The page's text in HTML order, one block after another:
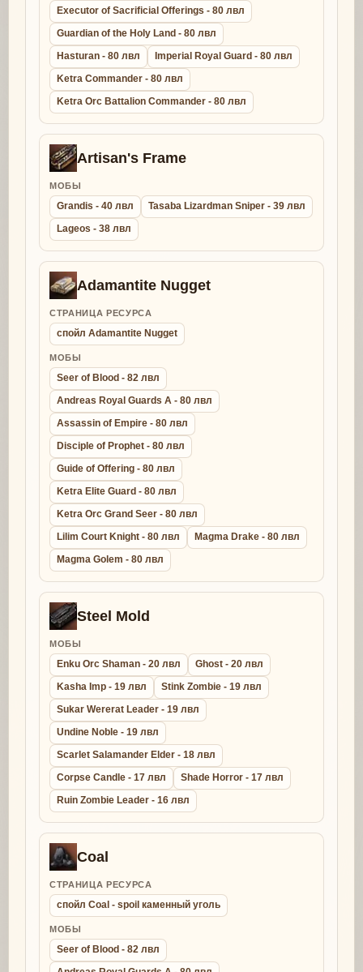
Executor of Sacrificial Offerings - 80 лвл
Guardian of the Holy Land - 80 лвл
Hasturan - 80 лвл
Imperial Royal Guard - 80 лвл
Ketra Commander - 80 лвл
Ketra Orc Battalion Commander - 80 лвл
Artisan's Frame
МОБЫ
Grandis - 40 лвл
Tasaba Lizardman Sniper - 39 лвл
Lageos - 38 лвл
Adamantite Nugget
СТРАНИЦА РЕСУРСА
спойл Adamantite Nugget
МОБЫ
Seer of Blood - 82 лвл
Andreas Royal Guards A - 80 лвл
Assassin of Empire - 80 лвл
Disciple of Prophet - 80 лвл
Guide of Offering - 80 лвл
Ketra Elite Guard - 80 лвл
Ketra Orc Grand Seer - 80 лвл
Lilim Court Knight - 80 лвл
Magma Drake - 80 лвл
Magma Golem - 80 лвл
Steel Mold
МОБЫ
Enku Orc Shaman - 20 лвл
Ghost - 20 лвл
Kasha Imp - 19 лвл
Stink Zombie - 19 лвл
Sukar Wererat Leader - 19 лвл
Undine Noble - 19 лвл
Scarlet Salamander Elder - 18 лвл
Corpse Candle - 17 лвл
Shade Horror - 17 лвл
Ruin Zombie Leader - 16 лвл
Coal
СТРАНИЦА РЕСУРСА
спойл Coal - spoil каменный уголь
МОБЫ
Seer of Blood - 82 лвл